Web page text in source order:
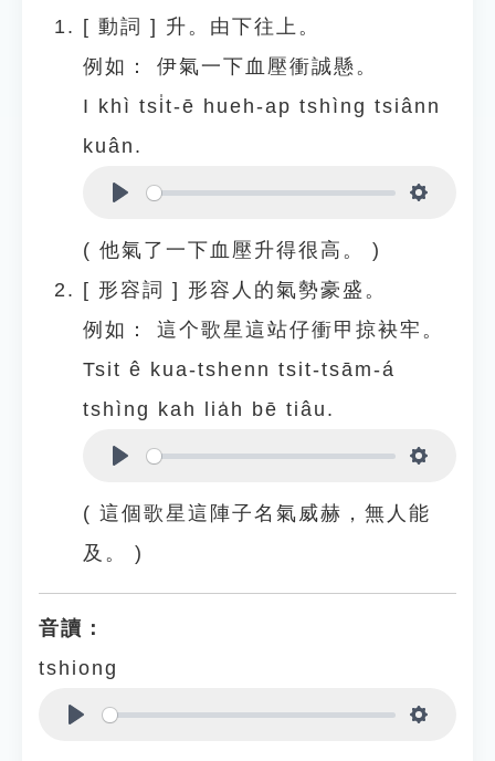
[ 動詞 ] 升。由下往上。
例如：
伊氣一下血壓衝誠懸。
I khì tsi̍t-ē hueh-ap tshìng tsiânn
kuân.
( 他氣了一下血壓升得很高。 )
[ 形容詞 ] 形容人的氣勢豪盛。
例如：
這个歌星這站仔衝甲掠袂牢。
Tsit ê kua-tshenn tsit-tsām-á
tshìng kah lia̍h bē tiâu.
( 這個歌星這陣子名氣威赫，無人能
及。 )
音讀：
tshiong